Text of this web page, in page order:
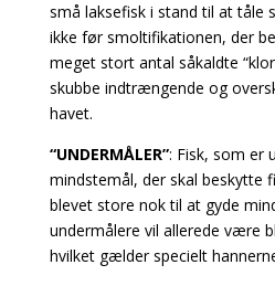
små laksefisk i stand til at tåle
ikke før smoltifikationen, der
meget stort antal såkaldte
skubbe indtrængende og
havet.
“UNDERMÅLER”: Fisk, som er
mindstemål, der skal beskytte
blevet store nok til at gyde
undermålere vil allerede være
hvilket gælder specielt